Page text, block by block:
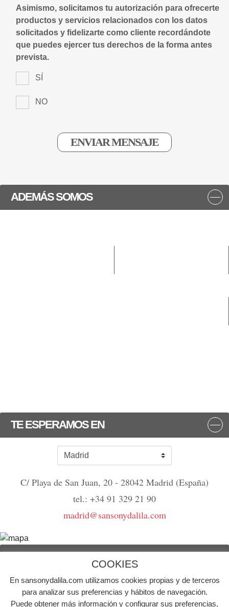
Asimismo, solicitamos tu autorización para ofrecerte
productos y servicios relacionados con los datos
solicitados y fidelizarte como cliente recordándote
que puedes ejercer tus derechos de la forma antes
prevista.
SÍ
NO
ADEMÁS SOMOS
TE ESPERAMOS EN
C/ Playa de San Juan, 20 - 28042 Madrid (España)
tel.: +34 91 329 21 90
madrid@sansonydalila.com
© Agencia de publicidad Sansón y Dalila | Todos los derechos reservados
Aviso Legal Política de Cookies Política de Privacidad
COOKIES
En sansonydalila.com utilizamos cookies propias y de terceros
para analizar sus preferencias y hábitos de navegación.
Puede obtener más información y configurar sus preferencias,